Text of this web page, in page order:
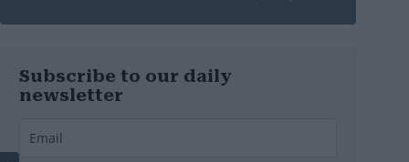
Subscribe to our daily
newsletter